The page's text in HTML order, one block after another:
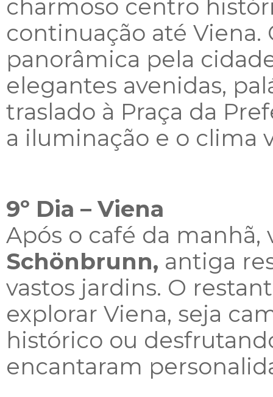
charmoso centro
continuação até Viena.
panorâmica pela
elegantes avenidas,
traslado à Praça da
a iluminação e o clima
9º Dia – Viena
Após o café da manhã,
Schönbrunn, antiga
vastos jardins. O
explorar Viena, seja
histórico ou
encantaram